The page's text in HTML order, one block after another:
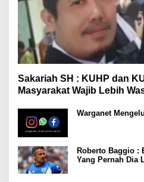
Sakariah SH : KUHP dan
Masyarakat Wajib Lebih
Warganet
Roberto Baggio :
Yang Pernah Dia